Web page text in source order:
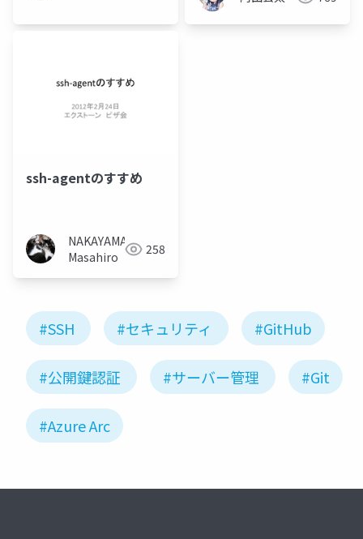
ssh-agentのすすめ
NAKAYAMA
Masahiro
258
#SSH #セキュリティ #GitHub
#公開鍵認証 #サーバー管理 #Git
#Azure Arc